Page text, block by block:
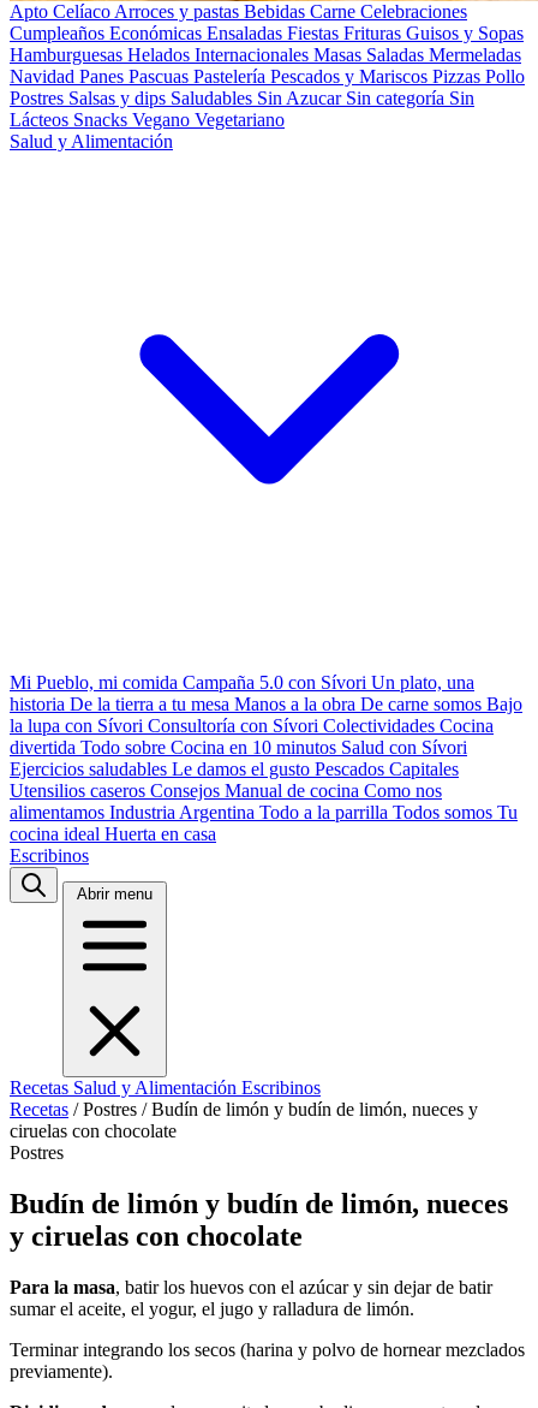
Apto Celíaco Arroces y pastas Bebidas Carne Celebraciones
Cumpleaños Económicas Ensaladas Fiestas Frituras Guisos y Sopas
Hamburguesas Helados Internacionales Masas Saladas Mermeladas
Navidad Panes Pascuas Pastelería Pescados y Mariscos Pizzas Pollo
Postres Salsas y dips Saludables Sin Azucar Sin categoría Sin
Lácteos Snacks Vegano Vegetariano
Salud y Alimentación
Mi Pueblo, mi comida Campaña 5.0 con Sívori Un plato, una
historia De la tierra a tu mesa Manos a la obra De carne somos Bajo
la lupa con Sívori Consultoría con Sívori Colectividades Cocina
divertida Todo sobre Cocina en 10 minutos Salud con Sívori
Ejercicios saludables Le damos el gusto Pescados Capitales
Utensilios caseros Consejos Manual de cocina Como nos
alimentamos Industria Argentina Todo a la parrilla Todos somos Tu
cocina ideal Huerta en casa
Escribinos
Abrir menu
Recetas Salud y Alimentación Escribinos
Recetas / Postres / Budín de limón y budín de limón, nueces y
ciruelas con chocolate
Postres
Budín de limón y budín de limón, nueces
y ciruelas con chocolate
Para la masa, batir los huevos con el azúcar y sin dejar de batir
sumar el aceite, el yogur, el jugo y ralladura de limón.
Terminar integrando los secos (harina y polvo de hornear mezclados
previamente).